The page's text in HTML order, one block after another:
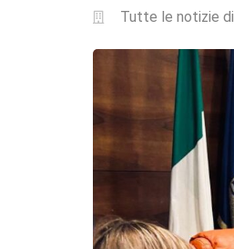
Tutte le notizie di